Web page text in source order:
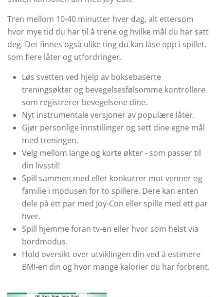
Tren mellom 10-40 minutter hver dag, alt ettersom
hvor mye tid du har til å trene og hvilke mål du har satt
deg. Det finnes også ulike ting du kan låse opp i spillet,
som flere låter og utfordringer.
Løs svetten ved hjelp av boksebaserte
treningsøkter og bevegelsesfølsomme kontrollere
som registrerer bevegelsene dine.
Nyt instrumentale versjoner av populære låter.
Gjør personlige innstillinger og sett dine egne mål
med treningen.
Velg mellom lange og korte økter - som passer til
din livsstil!
Spill sammen med eller konkurrer mot venner og
familie i modusen for to spillere. Dere kan enten
dele på ett par med Joy-Con eller spille med ett par
hver.
Spill hjemme foran tv-en eller hvor som helst via
bordmodus.
Hold oversikt over utviklingen din ved å estimere
BMI-en din og hvor mange kalorier du har forbrent.